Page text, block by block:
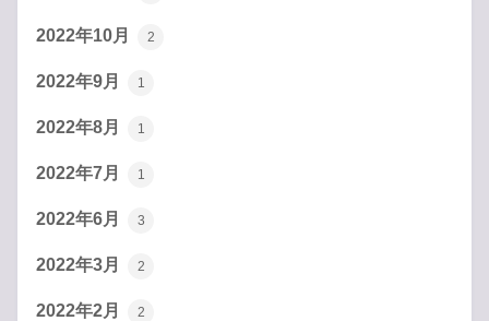
2022年10月 2
2022年9月 1
2022年8月 1
2022年7月 1
2022年6月 3
2022年3月 2
2022年2月 2